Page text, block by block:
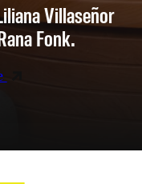
Villaseñor
Fonk.